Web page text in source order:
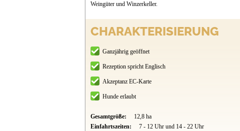
Weingüter und Winzerkeller.
CHARAKTERISIERUNG
Ganzjährig geöffnet
Rezeption spricht Englisch
Akzeptanz EC-Karte
Hunde erlaubt
Gesamtgröße: 12,8 ha
Einfahrtszeiten:
7 - 12 Uhr und 14 - 22 Uhr